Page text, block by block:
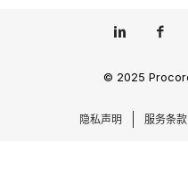
© 2025
隐私声明 服务条款